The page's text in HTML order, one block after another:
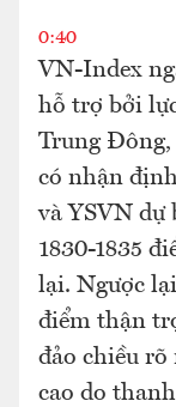
0:40
VN-Index
hỗ trợ bởi
Trung Đông,
có nhận
và YSVN dự
1830-1835
lại. Ngược
điểm thận
đảo chiều
cao do